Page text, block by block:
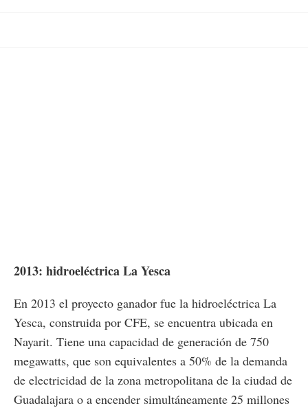
2013: hidroeléctrica La Yesca
En 2013 el proyecto ganador fue la hidroeléctrica La
Yesca, construida por CFE, se encuentra ubicada en
Nayarit. Tiene una capacidad de generación de 750
megawatts, que son equivalentes a 50% de la demanda
de electricidad de la zona metropolitana de la ciudad de
Guadalajara o a encender simultáneamente 25 millones